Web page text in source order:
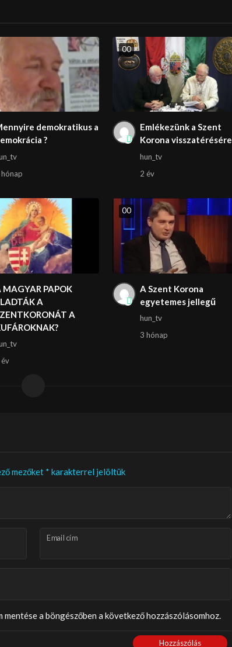
demokratikus a
?
hónap
00
Emlékezünk a Szent
Korona visszatérésére
hun_tv
2 év
MAGYAR PAPOK
A
A
év
00
A Szent Korona
egyetemes jellegű
hun_tv
3 hónap
mezőket * karakterrel jelöltük
Email cím
mentése a böngészőben a következő hozzászólásomhoz.
Hozzászólás